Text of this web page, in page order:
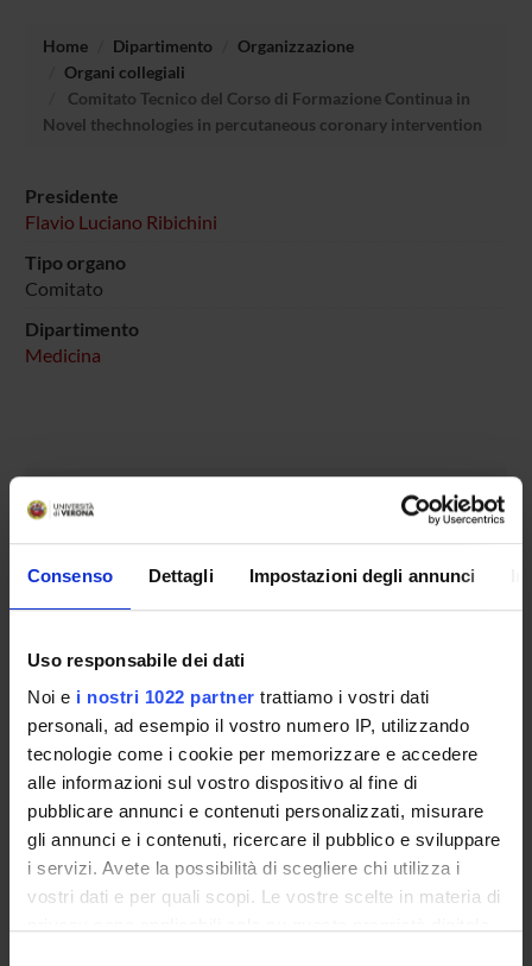
Consenso Dettagli Impostazioni degli annunci
Uso responsabile dei dati
Noi e i nostri 1022 partner trattiamo i vostri dati
personali, ad esempio il vostro numero IP, utilizzando
tecnologie come i cookie per memorizzare e accedere
alle informazioni sul vostro dispositivo al fine di
pubblicare annunci e contenuti personalizzati, misurare
gli annunci e i contenuti, ricercare il pubblico e sviluppare
i servizi. Avete la possibilità di scegliere chi utilizza i
vostri dati e per quali scopi. Le vostre scelte in materia di
Home Dipartimento
Organizzazione
Organi collegiali
Comitato Tecnico del Corso di Formazione Continua in
Novel thechnologies in percutaneous coronary intervention
Presidente
Flavio Luciano Ribichini
Tipo organo
Comitato
Dipartimento
Medicina
Roberto Scarsini
SEDUTE E VERBALI
ORGANIZZAZIONE